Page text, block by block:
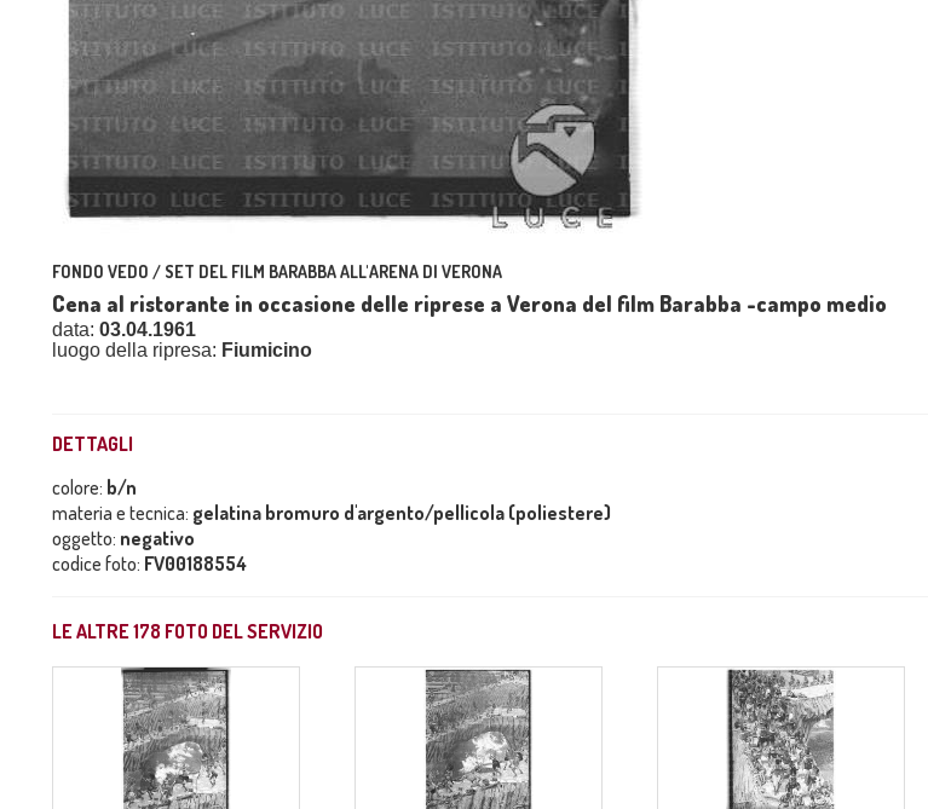
FONDO VEDO / SET DEL FILM BARABBA ALL'ARENA DI VERONA
Cena al ristorante in occasione delle riprese a Verona del film Barabba -campo medio
data: 03.04.1961
luogo della ripresa: Fiumicino
DETTAGLI
colore: b/n
materia e tecnica: gelatina bromuro d'argento/pellicola (poliestere)
oggetto: negativo
codice foto: FV00188554
LE ALTRE178 FOTO DEL SERVIZIO